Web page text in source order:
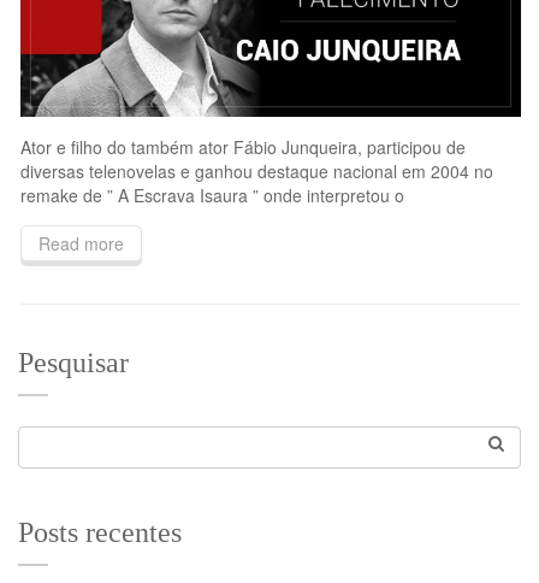
Ator e filho do também ator Fábio Junqueira, participou de
diversas telenovelas e ganhou destaque nacional em 2004 no
remake de ” A Escrava Isaura ” onde interpretou o
Read more
Pesquisar
Posts recentes